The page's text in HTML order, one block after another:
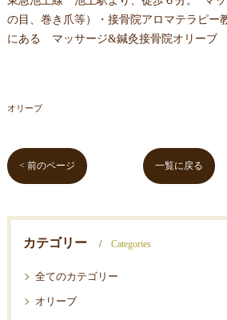
の目、巻き爪等）・接骨院アロマテラピー
にある マッサージ&鍼灸接骨院オリーブ
オリーブ
< 前のページ 一覧に戻る
カテゴリー Categories
全てのカテゴリー
オリーブ